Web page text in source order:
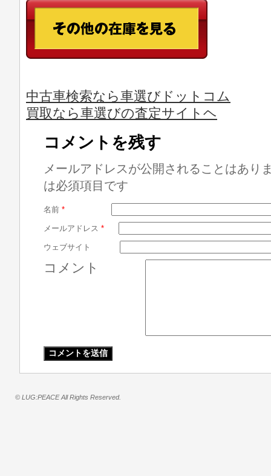
中古車検索なら車選びドットコム
買取なら車選びの査定サイトヘ
コメントを残す
メールアドレスが公開されることはあり
は必須項目です
名前 *
メールアドレス *
ウェブサイト
コメント
© LUG:PEACE All Rights Reserved.